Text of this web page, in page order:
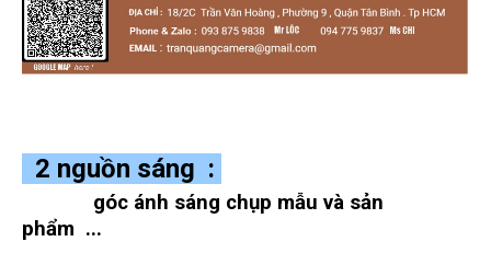
2 nguồn sáng :
góc ánh sáng chụp mẫu và sản
phẩm ...